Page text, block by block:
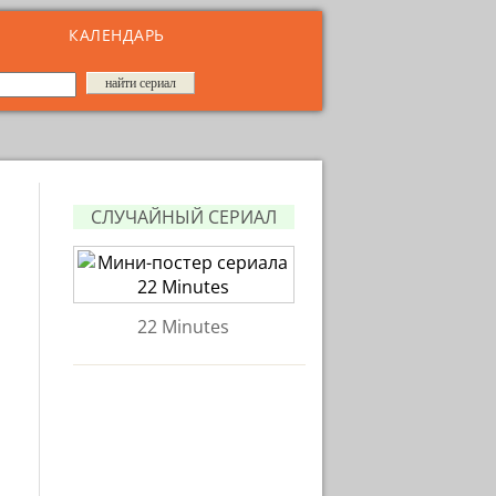
КАЛЕНДАРЬ
СЛУЧАЙНЫЙ СЕРИАЛ
22 Minutes